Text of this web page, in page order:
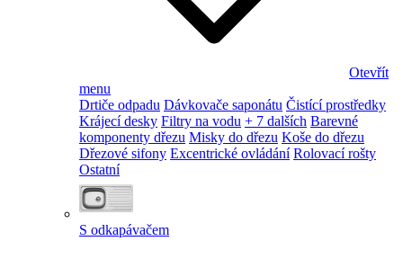
Otevřít
menu
Drtiče odpadu Dávkovače saponátu Čistící prostředky
Krájecí desky Filtry na vodu + 7 dalších Barevné
komponenty dřezu Misky do dřezu Koše do dřezu
Dřezové sifony Excentrické ovládání Rolovací rošty
Ostatní
S odkapávačem